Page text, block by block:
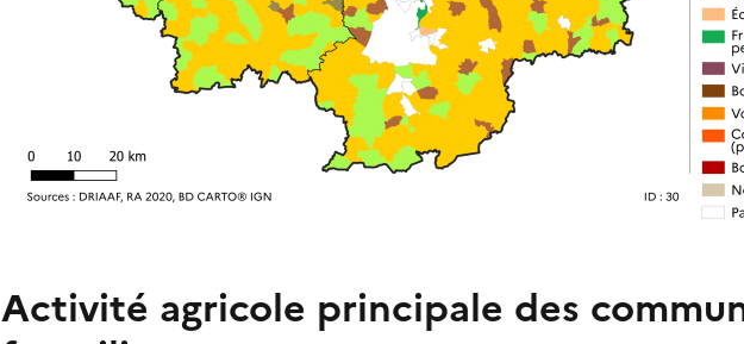
Activité agricole principale des